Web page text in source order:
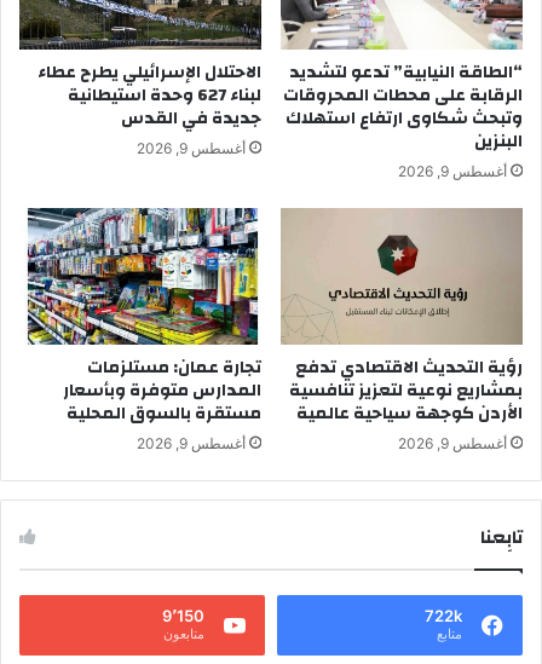
“الطاقة النيابية” تدعو لتشديد
الرقابة على محطات المحروقات
وتبحث شكاوى ارتفاع استهلاك
البنزين
أغسطس 9, 2026
الاحتلال الإسرائيلي يطرح عطاء
لبناء 627 وحدة استيطانية
جديدة في القدس
أغسطس 9, 2026
رؤية التحديث الاقتصادي تدفع
بمشاريع نوعية لتعزيز تنافسية
الأردن كوجهة سياحية عالمية
أغسطس 9, 2026
تجارة عمان: مستلزمات
المدارس متوفرة وبأسعار
مستقرة بالسوق المحلية
أغسطس 9, 2026
تابِعنا
722k
متابع
9٬150
متابعون